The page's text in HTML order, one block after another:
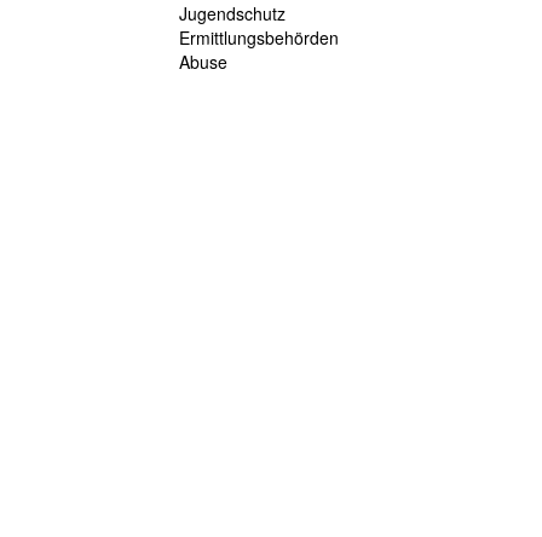
Jugendschutz
Ermittlungsbehörden
Abuse